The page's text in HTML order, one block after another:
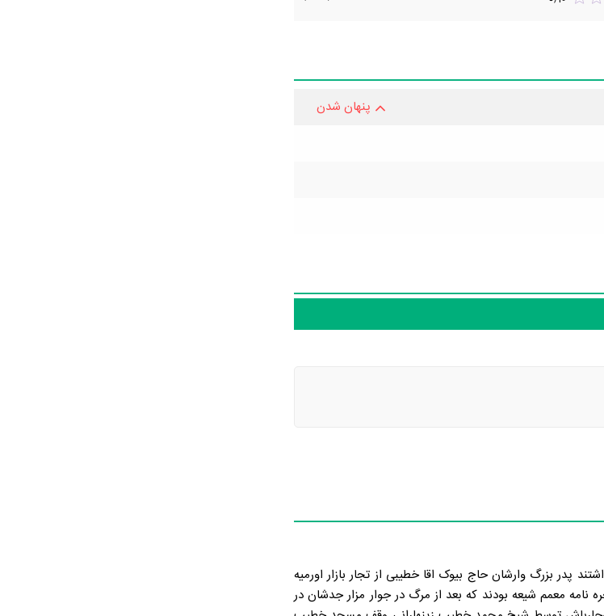
پنهان شدن
پدر بزر‌گ وارشان حاج بیوک اقا خطیبی از تجار بازار اورمیه
سد که ۸ تن از اولادان شیخ طبق شجره نامه معمم شیعه بودند که بعد از مرگ در جوار مزار جدشان در